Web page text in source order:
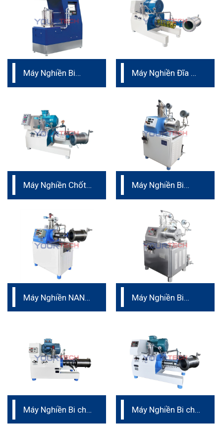
Máy Nghiền Bi
Máy Nghiền Đĩa –
Máy Nghiền Chốt
Máy Nghiền Bi
Máy Nghiền NANO
Máy Nghiền Bi
Máy Nghiền Bi cho
Máy Nghiền Bi cho